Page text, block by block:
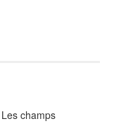
Les champs